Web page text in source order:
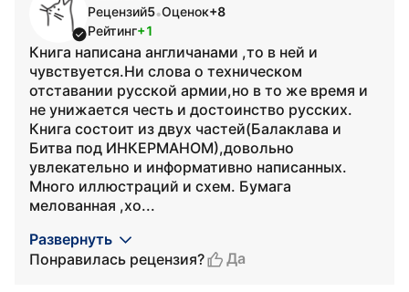
Рецензий5•Оценок+8
Рейтинг+1
Книга написана англичанами ,то в ней и
чувствуется.Ни слова о техническом
отставании русской армии,но в то же время и
не унижается честь и достоинство русских.
Книга состоит из двух частей(Балаклава и
Битва под ИНКЕРМАНОМ),довольно
увлекательно и информативно написанных.
Много иллюстраций и схем. Бумага
мелованная ,хо...
Развернуть
Понравилась рецензия?
Да